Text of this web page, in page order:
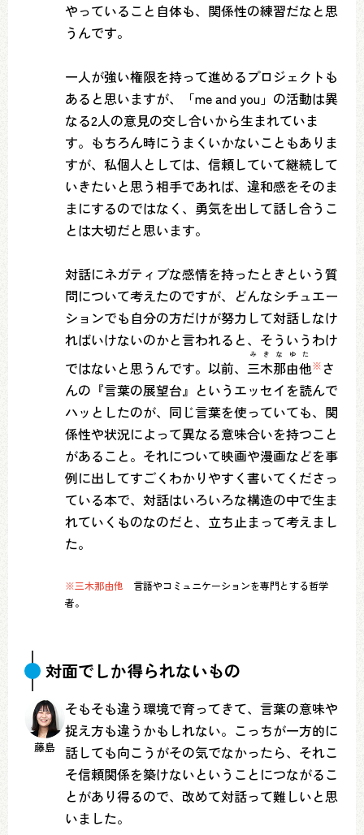
やっていること自体も、関係性の練習だなと思
うんです。
一人が強い権限を持って進めるプロジェクトも
あると思いますが、「me and you」の活動は異
なる2人の意見の交し合いから生まれていま
す。もちろん時にうまくいかないこともありま
すが、私個人としては、信頼していて継続して
いきたいと思う相手であれば、違和感をそのま
まにするのではなく、勇気を出して話し合うこ
とは大切だと思います。
対話にネガティブな感情を持ったときという質
問について考えたのですが、どんなシチュエー
ションでも自分の方だけが努力して対話しなけ
ればいけないのかと言われると、そういうわけ
ではないと思うんです。以前、 三木
みき
那
な
由
ゆ
他
た
※さ
んの『言葉の展望台』というエッセイを読んで
ハッとしたのが、同じ言葉を使っていても、関
係性や状況によって異なる意味合いを持つこと
があること。それについて映画や漫画などを事
例に出してすごくわかりやすく書いてくださっ
ている本で、対話はいろいろな構造の中で生ま
れていくものなのだと、立ち止まって考えまし
た。
※三木那由他 言語やコミュニケーションを専門とする哲学
者。
対面でしか得られないもの
藤島
そもそも違う環境で育ってきて、言葉の意味や
捉え方も違うかもしれない。こっちが一方的に
話しても向こうがその気でなかったら、それこ
そ信頼関係を築けないということにつながるこ
とがあり得るので、改めて対話って難しいと思
いました。